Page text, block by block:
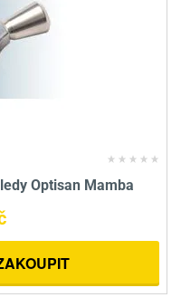
Optisan Mamba